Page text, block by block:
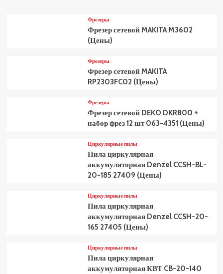
Фрезеры
Фрезер сетевой MAKITA M3602
(Цены)
Фрезеры
Фрезер сетевой MAKITA
RP2303FC02 (Цены)
Фрезеры
Фрезер сетевой DEKO DKR800 +
набор фрез 12 шт 063-4351 (Цены)
Циркулярные пилы
Пила циркулярная
аккумуляторная Denzel CCSH-BL-
20-185 27409 (Цены)
Циркулярные пилы
Пила циркулярная
аккумуляторная Denzel CCSH-20-
165 27405 (Цены)
Циркулярные пилы
Пила циркулярная
аккумуляторная КВТ CB-20-140